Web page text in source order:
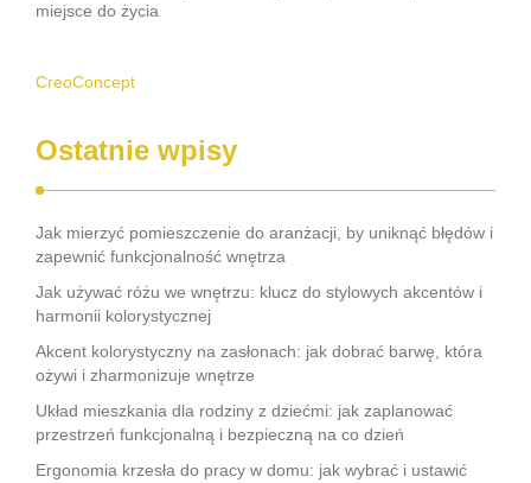
miejsce do życia
CreoConcept
Ostatnie wpisy
Jak mierzyć pomieszczenie do aranżacji, by uniknąć błędów i
zapewnić funkcjonalność wnętrza
Jak używać różu we wnętrzu: klucz do stylowych akcentów i
harmonii kolorystycznej
Akcent kolorystyczny na zasłonach: jak dobrać barwę, która
ożywi i zharmonizuje wnętrze
Układ mieszkania dla rodziny z dziećmi: jak zaplanować
przestrzeń funkcjonalną i bezpieczną na co dzień
Ergonomia krzesła do pracy w domu: jak wybrać i ustawić